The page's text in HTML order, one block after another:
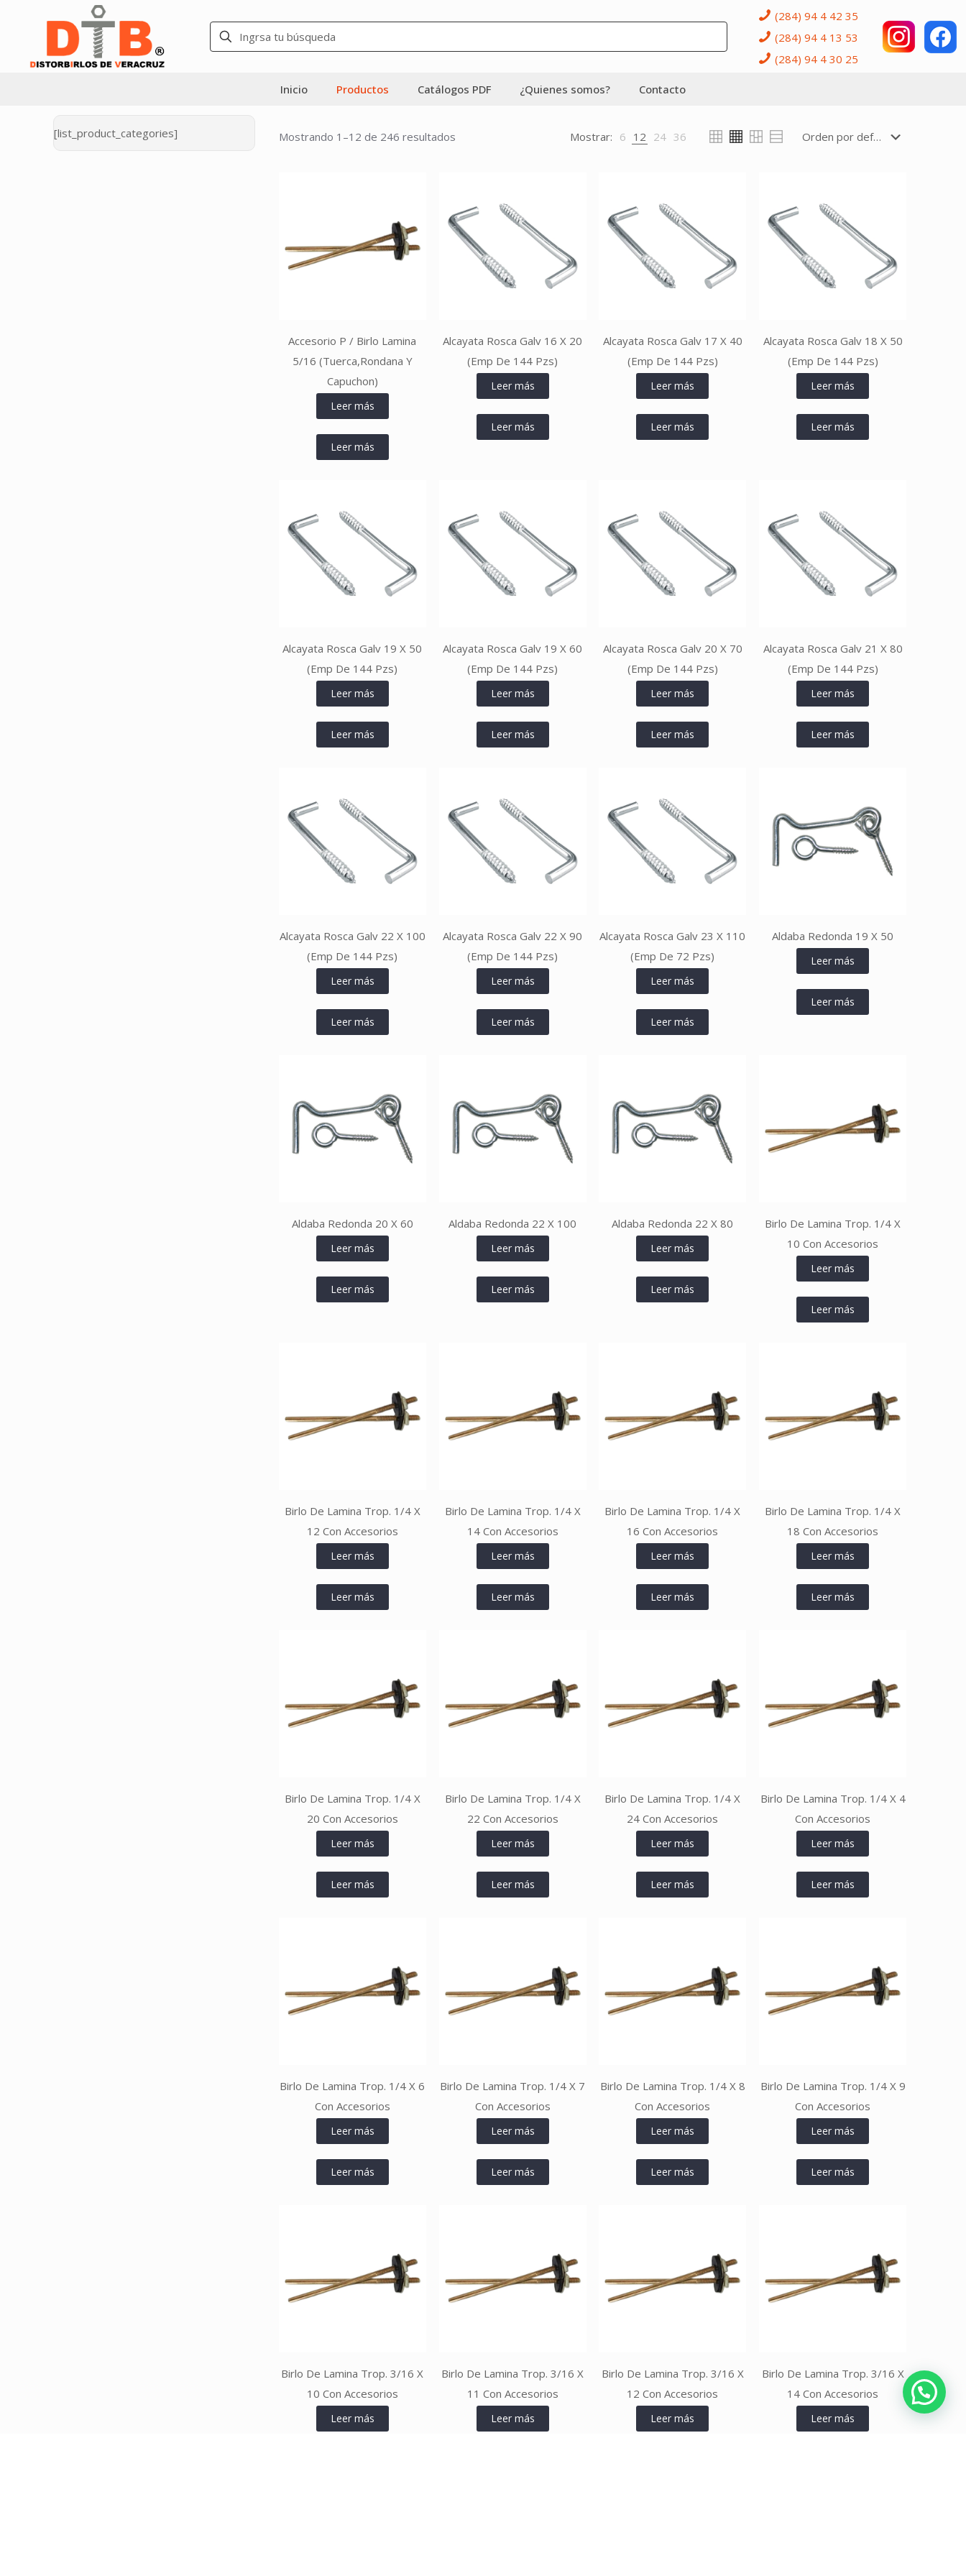
(284) 94 4 42 35
(284) 94 4 13 53
(284) 94 4 30 25
Inicio Productos Catálogos PDF ¿Quienes somos? Contacto
[list_product_categories] Mostrando 1–12 de 246 resultados Mostrar: 6 12 24 36
Accesorio P / Birlo Lamina
5/16 (Tuerca,Rondana Y
Capuchon)
Leer más
Leer más
Alcayata Rosca Galv 16 X 20
(Emp De 144 Pzs)
Leer más
Leer más
Alcayata Rosca Galv 17 X 40
(Emp De 144 Pzs)
Leer más
Leer más
Alcayata Rosca Galv 18 X 50
(Emp De 144 Pzs)
Leer más
Leer más
Alcayata Rosca Galv 19 X 50
(Emp De 144 Pzs)
Leer más
Leer más
Alcayata Rosca Galv 19 X 60
(Emp De 144 Pzs)
Leer más
Leer más
Alcayata Rosca Galv 20 X 70
(Emp De 144 Pzs)
Leer más
Leer más
Alcayata Rosca Galv 21 X 80
(Emp De 144 Pzs)
Leer más
Leer más
Alcayata Rosca Galv 22 X 100
(Emp De 144 Pzs)
Leer más
Leer más
Alcayata Rosca Galv 22 X 90
(Emp De 144 Pzs)
Leer más
Leer más
Alcayata Rosca Galv 23 X 110
(Emp De 72 Pzs)
Leer más
Leer más
Aldaba Redonda 19 X 50
Leer más
Leer más
Aldaba Redonda 20 X 60
Leer más
Leer más
Aldaba Redonda 22 X 100
Leer más
Leer más
Aldaba Redonda 22 X 80
Leer más
Leer más
Birlo De Lamina Trop. 1/4 X
10 Con Accesorios
Leer más
Leer más
Birlo De Lamina Trop. 1/4 X
12 Con Accesorios
Leer más
Leer más
Birlo De Lamina Trop. 1/4 X
14 Con Accesorios
Leer más
Leer más
Birlo De Lamina Trop. 1/4 X
16 Con Accesorios
Leer más
Leer más
Birlo De Lamina Trop. 1/4 X
18 Con Accesorios
Leer más
Leer más
Birlo De Lamina Trop. 1/4 X
20 Con Accesorios
Leer más
Leer más
Birlo De Lamina Trop. 1/4 X
22 Con Accesorios
Leer más
Leer más
Birlo De Lamina Trop. 1/4 X
24 Con Accesorios
Leer más
Leer más
Birlo De Lamina Trop. 1/4 X 4
Con Accesorios
Leer más
Leer más
Birlo De Lamina Trop. 1/4 X 6
Con Accesorios
Leer más
Leer más
Birlo De Lamina Trop. 1/4 X 7
Con Accesorios
Leer más
Leer más
Birlo De Lamina Trop. 1/4 X 8
Con Accesorios
Leer más
Leer más
Birlo De Lamina Trop. 1/4 X 9
Con Accesorios
Leer más
Leer más
Birlo De Lamina Trop. 3/16 X
10 Con Accesorios
Leer más
Birlo De Lamina Trop. 3/16 X
11 Con Accesorios
Leer más
Birlo De Lamina Trop. 3/16 X
12 Con Accesorios
Leer más
Birlo De Lamina Trop. 3/16 X
14 Con Accesorios
Leer más